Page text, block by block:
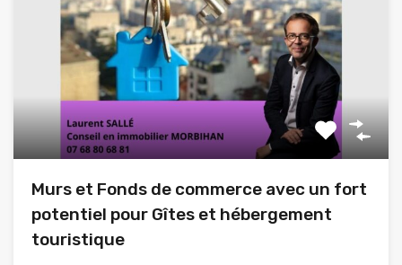
Murs et Fonds de commerce avec un fort
potentiel pour Gîtes et hébergement
touristique